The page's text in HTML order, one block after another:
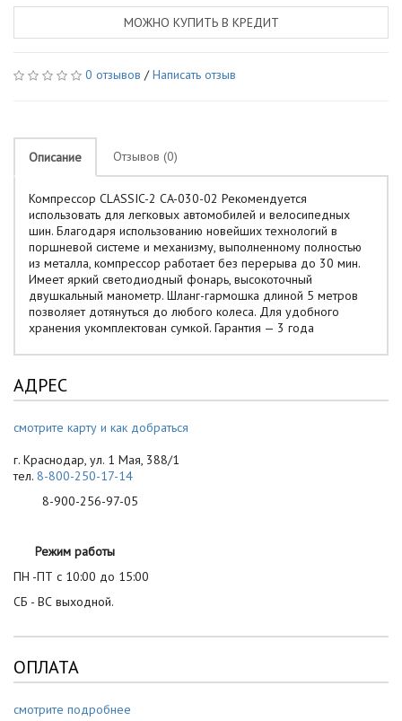
МОЖНО КУПИТЬ В КРЕДИТ
0 отзывов /Написать отзыв
Описание Отзывов (0)
Компрессор CLASSIC-2 CA-030-02 Рекомендуется
использовать для легковых автомобилей и велосипедных
шин. Благодаря использованию новейших технологий в
поршневой системе и механизму, выполненному полностью
из металла, компрессор работает без перерыва до 30 мин.
Имеет яркий светодиодный фонарь, высокоточный
двушкальный манометр. Шланг-гармошка длиной 5 метров
позволяет дотянуться до любого колеса. Для удобного
хранения укомплектован сумкой. Гарантия — 3 года
АДРЕС
смотрите карту и как добраться
г. Краснодар, ул. 1 Мая, 388/1
тел. 8-800-250-17-14
8-900-256-97-05
Режим работы
ПН -ПТ с 10:00 до 15:00
СБ - ВС выходной.
ОПЛАТА
смотрите подробнее